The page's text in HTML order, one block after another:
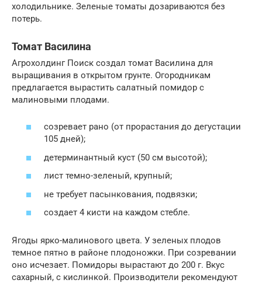
холодильнике. Зеленые томаты дозариваются без
потерь.
Томат Василина
Агрохолдинг Поиск создал томат Василина для
выращивания в открытом грунте. Огородникам
предлагается вырастить салатный помидор с
малиновыми плодами.
созревает рано (от прорастания до дегустации
105 дней);
детерминантный куст (50 см высотой);
лист темно-зеленый, крупный;
не требует пасынкования, подвязки;
создает 4 кисти на каждом стебле.
Ягоды ярко-малинового цвета. У зеленых плодов
темное пятно в районе плодоножки. При созревании
оно исчезает. Помидоры вырастают до 200 г. Вкус
сахарный, с кислинкой. Производители рекомендуют